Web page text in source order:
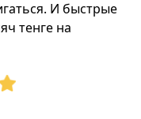
И быстрые
тенге на